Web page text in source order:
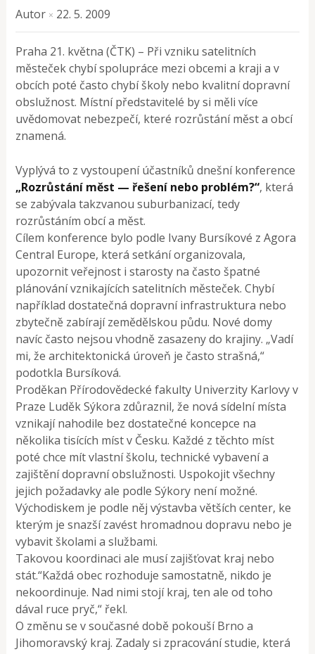
Autor × 22. 5. 2009
Praha 21. května (ČTK) – Při vzniku satelitních
městeček chybí spolupráce mezi obcemi a kraji a v
obcích poté často chybí školy nebo kvalitní dopravní
obslužnost. Místní představitelé by si měli více
uvědomovat nebezpečí, které rozrůstání měst a obcí
znamená.
Vyplývá to z vystoupení účastníků dnešní konference
„Rozrůstání měst — řešení nebo problém?“, která
se zabývala takzvanou suburbanizací, tedy
rozrůstáním obcí a měst.
Cílem konference bylo podle Ivany Bursíkové z Agora
Central Europe, která setkání organizovala,
upozornit veřejnost i starosty na často špatné
plánování vznikajících satelitních městeček. Chybí
například dostatečná dopravní infrastruktura nebo
zbytečně zabírají zemědělskou půdu. Nové domy
navíc často nejsou vhodně zasazeny do krajiny. „Vadí
mi, že architektonická úroveň je často strašná,“
podotkla Bursíková.
Proděkan Přírodovědecké fakulty Univerzity Karlovy v
Praze Luděk Sýkora zdůraznil, že nová sídelní místa
vznikají nahodile bez dostatečné koncepce na
několika tisících míst v Česku. Každé z těchto míst
poté chce mít vlastní školu, technické vybavení a
zajištění dopravní obslužnosti. Uspokojit všechny
jejich požadavky ale podle Sýkory není možné.
Východiskem je podle něj výstavba větších center, ke
kterým je snazší zavést hromadnou dopravu nebo je
vybavit školami a službami.
Takovou koordinaci ale musí zajišťovat kraj nebo
stát.“Každá obec rozhoduje samostatně, nikdo je
nekoordinuje. Nad nimi stojí kraj, ten ale od toho
dával ruce pryč,“ řekl.
O změnu se v současné době pokouší Brno a
Jihomoravský kraj. Zadaly si zpracování studie, která